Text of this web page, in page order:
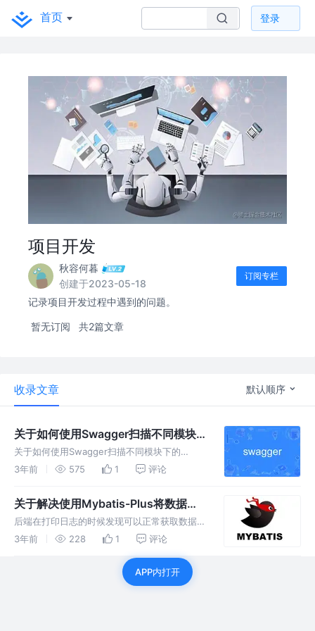
首页 登录
项目开发
秋容何暮
创建于2023-05-18
订阅专栏
记录项目开发过程中遇到的问题。
暂无订阅 共2篇文章
收录文章 默认顺序
关于如何使用Swagger扫描不同模块
下的Controller
关于如何使用Swagger扫描不同模块下的
Controller。多个模块的controller所在的包不
接将路径确定到多个controller的上一级即可。
3年前 575 1 评论
关于解决使用Mybatis-Plus将数据库
数据通过接口显示时后端日志反馈正
确，前端为空的问题。
后端在打印日志的时候发现可以正常获取数据库
当中的值，但是前端但是直接用
3年前 228 1 评论
APP内打开